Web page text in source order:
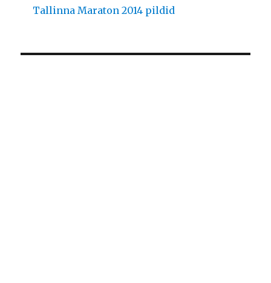
Tallinna Maraton 2014 pildid